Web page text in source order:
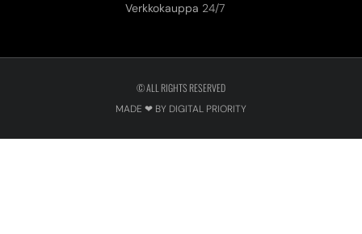
Verkkokauppa 24/7
© ALL RIGHTS RESERVED
MADE ❤ BY DIGITAL PRIORITY